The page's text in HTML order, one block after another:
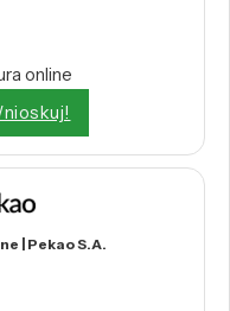
online
| Pekao S.A.